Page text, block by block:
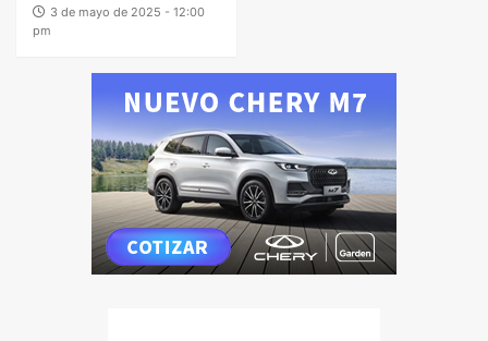
3 de mayo de 2025 - 12:00
pm